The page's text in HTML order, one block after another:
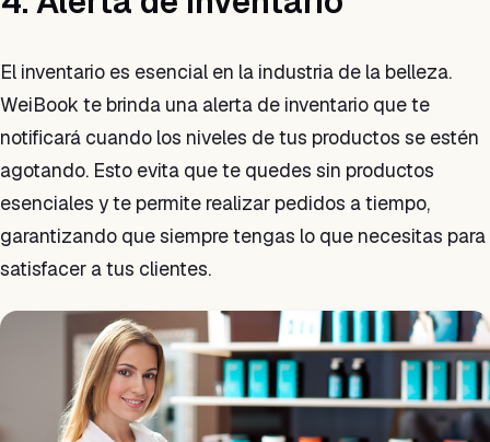
El inventario es esencial en la industria de la belleza.
WeiBook te brinda una alerta de inventario que te
notificará cuando los niveles de tus productos se estén
agotando. Esto evita que te quedes sin productos
esenciales y te permite realizar pedidos a tiempo,
garantizando que siempre tengas lo que necesitas para
satisfacer a tus clientes.